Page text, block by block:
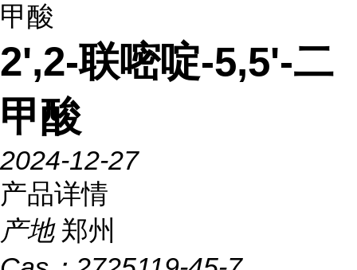
甲酸
2',2-联嘧啶-5,5'-二
甲酸
2024-12-27
产品详情
产地 郑州